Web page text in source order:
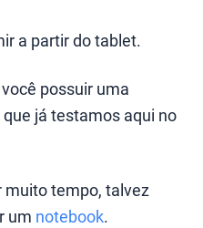
a partir do tablet.
possuir uma
já testamos aqui no
muito tempo, talvez
um notebook.